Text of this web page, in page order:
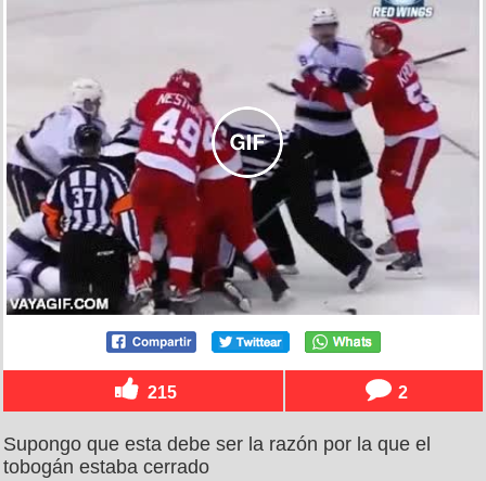
215 2
Supongo que esta debe ser la razón por la que el
tobogán estaba cerrado